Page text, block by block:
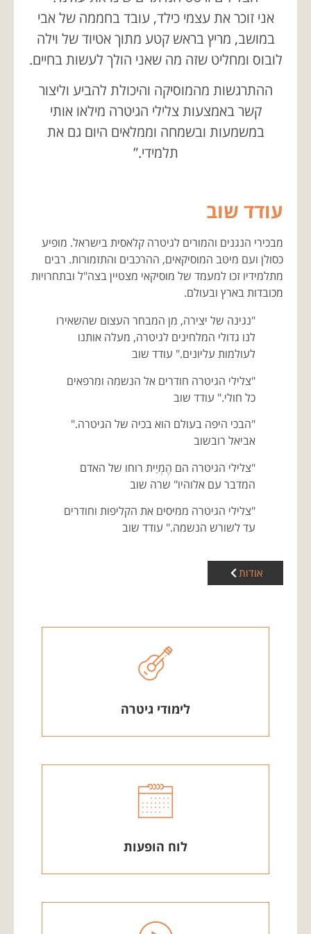
אני זוכר את עצמי כילד, עובד בחממה של אבי
במושב, מריץ בראש קטע מתוך אטיוד של וילה
לובוס ומחליט שזה מה שאני הולך לעשות בחיים.
ההתרגשות מהמוסיקה והיכולת להביע וליצור
קשר באמצעות צלילי הגיטרה מילאו אותי
במשמעות ובשמחה וממלאים היום גם את
תלמידי.”
עודד שוב
מבכירי הנגנים והמורים לגיטרה קלאסית בישראל. מופיע
כסולן ועם מיטב המוסיקאים, ההרכבים והתזמורות. רבים
מתלמידיו זכו למעמד של מוסיקאי מצטיין בצה"ל ובתחרויות
מכובדות בארץ ובעולם.
"נגינה של יצירה, מן המבחר העצום שהשאירו
לנו גדולי המלחינים לגיטרה, מעלה אותנו
לעולמות עליונים." עודד שוב
"צלילי הגיטרה חודרים אל הנשמה ומרפאים
כל חולי." עודד שוב
"הבכי היפה בעולם הוא בכיה של הגיטרה."
אביאל רובשוב
"צלילי הגיטרה הם הֶמְיַית רוחו של האדם
המדבר עם אלוהיו" שרה שוב
"צלילי הגיטרה ממיסים את הקליפות וחודרים
עד לשורש הנשמה." עודד שוב
אודות
לימודי גיטרה
לוח הופעות